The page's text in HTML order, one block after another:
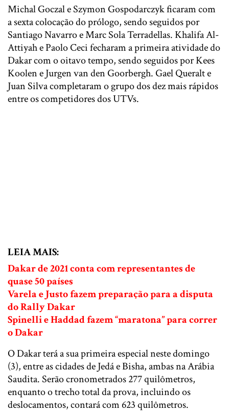
Michal Goczal e Szymon Gospodarczyk ficaram com
a sexta colocação do prólogo, sendo seguidos por
Santiago Navarro e Marc Sola Terradellas. Khalifa Al-
Attiyah e Paolo Ceci fecharam a primeira atividade do
Dakar com o oitavo tempo, sendo seguidos por Kees
Koolen e Jurgen van den Goorbergh. Gael Queralt e
Juan Silva completaram o grupo dos dez mais rápidos
entre os competidores dos UTVs.
LEIA MAIS:
Dakar de 2021 conta com representantes de
quase 50 países
Varela e Justo fazem preparação para a disputa
do Rally Dakar
Spinelli e Haddad fazem “maratona” para correr
o Dakar
O Dakar terá a sua primeira especial neste domingo
(3), entre as cidades de Jedá e Bisha, ambas na Arábia
Saudita. Serão cronometrados 277 quilômetros,
enquanto o trecho total da prova, incluindo os
deslocamentos, contará com 623 quilômetros.